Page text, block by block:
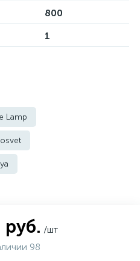
800
1
Lamp
Loft
/шт
98